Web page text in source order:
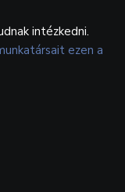
intézkedni.
ezen a